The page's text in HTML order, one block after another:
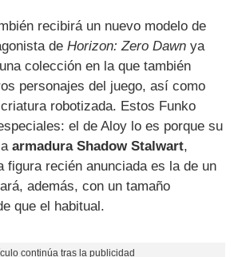
recibirá un nuevo modelo de
deHorizon: Zero Dawn ya
colección en la que también
personajes del juego, así como
robotizada. Estos Funko
el de Aloy lo es porque su
armadura Shadow Stalwart,
figura recién anunciada es la de un
además, con un tamaño
que el habitual.